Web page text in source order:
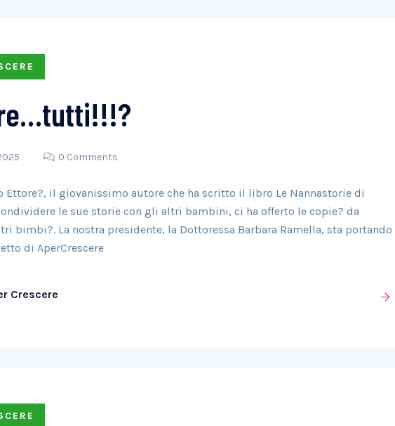
0 Comments
Ettore?, il giovanissimo autore che ha scritto il libro Le Nannastorie di
le sue storie con gli altri bambini, ci ha offerto le copie? da
bimbi?. La nostra presidente, la Dottoressa Barbara Ramella, sta portando
di AperCrescere
Crescere